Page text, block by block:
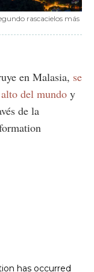
rascacielos más
en Malasia, se
del mundo y
de la